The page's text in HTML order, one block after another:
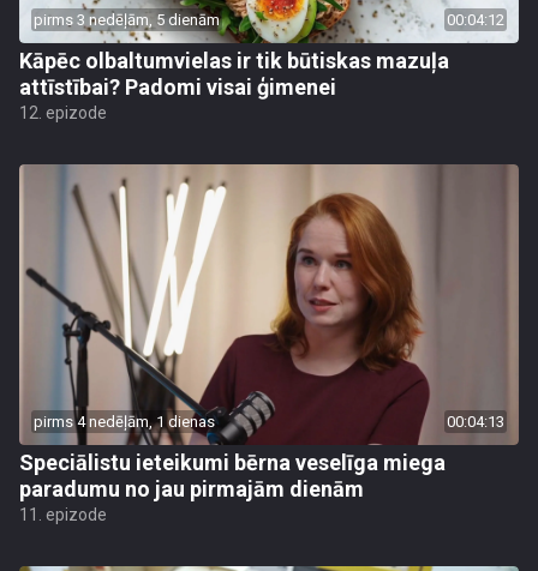
pirms 3 nedēļām, 5 dienām 00:04:12
Kāpēc olbaltumvielas ir tik būtiskas mazuļa
attīstībai? Padomi visai ģimenei
12. epizode
pirms 4 nedēļām, 1 dienas 00:04:13
Speciālistu ieteikumi bērna veselīga miega
paradumu no jau pirmajām dienām
11. epizode